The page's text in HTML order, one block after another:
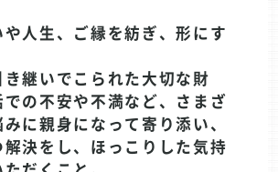
人生、ご縁を紡ぎ、形にす
き継いでこられた大切な財
の不安や不満など、さまざ
に親身になって寄り添い、
決をし、ほっこりした気持